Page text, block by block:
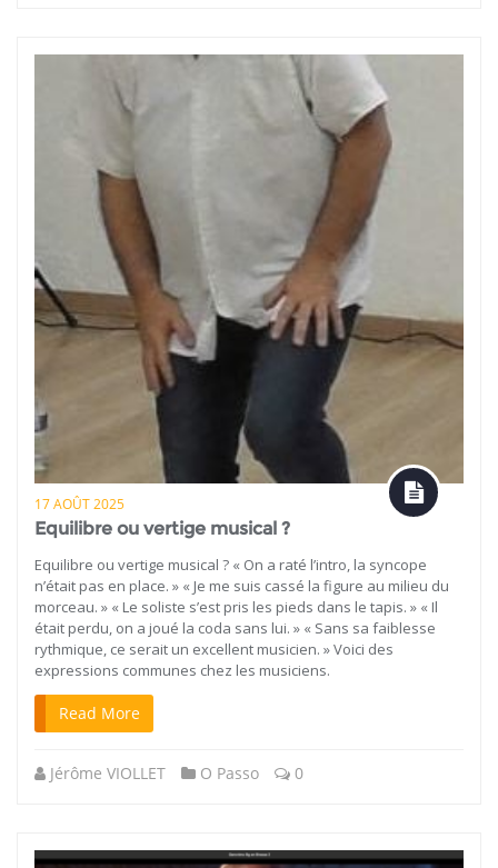
17 AOÛT 2025
Equilibre ou vertige musical ?
Equilibre ou vertige musical ? « On a raté l’intro, la syncope
n’était pas en place. » « Je me suis cassé la figure au milieu du
morceau. » « Le soliste s’est pris les pieds dans le tapis. » « Il
était perdu, on a joué la coda sans lui. » « Sans sa faiblesse
rythmique, ce serait un excellent musicien. » Voici des
expressions communes chez les musiciens.
Read More
Jérôme VIOLLET O Passo 0